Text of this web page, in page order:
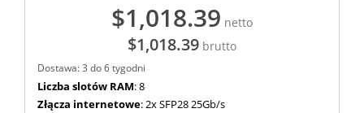
$1,018.39 netto
$1,018.39 brutto
Dostawa: 3 do 6 tygodni
Liczba slotów RAM: 8
Złącza internetowe: 2x SFP28 25Gb/s